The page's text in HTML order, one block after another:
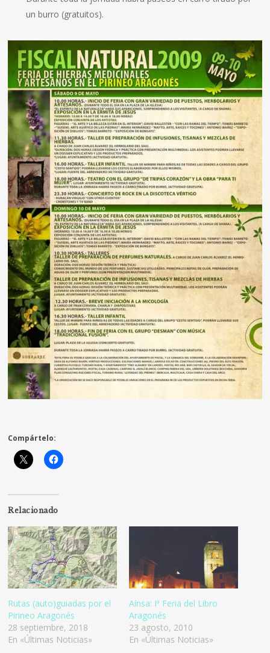
un burro (gratuitos).
Compártelo:
Relacionado
Rutas (auto)guiadas por el
Pirineo Aragonés
28 septiembre, 2018
En «Últimas Noticias»
Aínsa: Iª Feria del Libro
Aragonés
23 agosto, 2010
En «Últimas Noticias»